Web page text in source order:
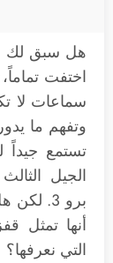
هل سبق لك
اختفت
سماعات لا
وتفهم ما
تستمع جيداً
برو 3.
أنها تمثل
التي نعرفها؟